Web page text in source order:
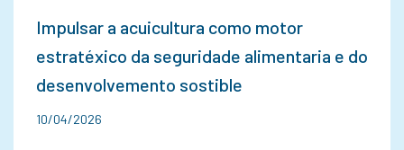
Impulsar a acuicultura como motor
estratéxico da seguridade alimentaria e do
desenvolvemento sostible
10/04/2026